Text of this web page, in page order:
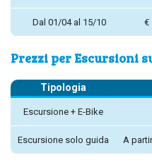
Dal 01/04 al 15/10 €
Prezzi per Escursioni
Tipologia
Escursione + E-Bike
Escursione solo guida A